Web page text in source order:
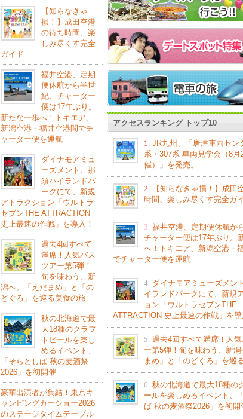
【知らなきゃ
損！】成田空港
の待ち時間、楽
しみ尽くす完全
ガイド
福井空港、定期
便休航から半世
紀、チャーター
便は17年ぶり。
新たな一歩へ！トキエア、
新潟空港－福井空港間でチ
ャーター便を運航
ダイナモアミュ
ーズメント、那
須ハイランドパ
ークにて、新規
アトラクション「ウルトラ
セブンTHE ATTRACTION
史上最速の作戦」を導入！
過去4回すべて
満席！人気バス
ツアー第5弾！
旬を味わう、新
潟へ。「えだまめ」と「の
どぐろ」を巡る美食の旅
秋の北海道で最
大18種のクラフ
トビールを楽し
めるイベント、
「そらとしば 秋の麦酒祭
2026」を初開催
豪華出演者が集結！東京キ
ャンピングカーショー2026
のステージタイムテーブル
アクセスランキング トップ10
1.
JR九州、「唐津車両セン
系・307系 車両見学会（8月
催）」を発売。
2.
【知らなきゃ損！】成田
時間、楽しみ尽くす完全ガ
3. 福井空港、定期便休航か
チャーター便は17年ぶり。
へ！トキエア、新潟空港－
でチャーター便を運航
4. ダイナモアミューズメン
イランドパークにて、新規
ョン「ウルトラセブンTHE
ATTRACTION 史上最速の作戦」を導
5. 過去4回すべて満席！人
ー第5弾！旬を味わう、新
まめ」と「のどぐろ」を巡
6. 秋の北海道で最大18種の
ールを楽しめるイベント、
ば 秋の麦酒祭2026」を初開